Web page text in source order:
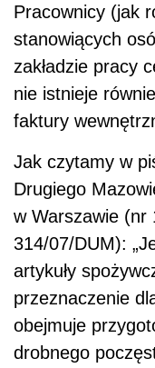
Pracownicy (jak
stanowiących
zakładzie pracy
nie istnieje
faktury
Jak czytamy w
Drugiego
w Warszawie (nr
314/07/DUM):
artykuły
przeznaczenie
obejmuje
drobnego